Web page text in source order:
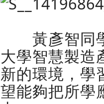
黃彥智同學
大學智慧製造
新的環境，學
望能夠把所學